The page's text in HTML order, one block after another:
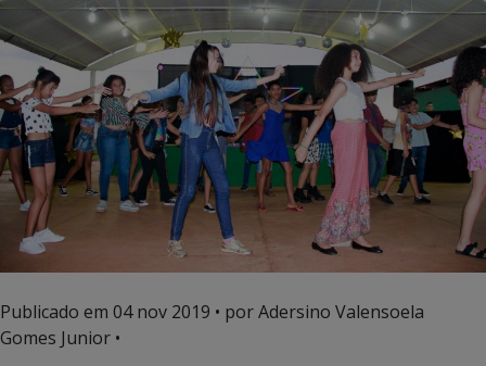
Publicado em 04 nov 2019 • por Adersino Valensoela
Gomes Junior •